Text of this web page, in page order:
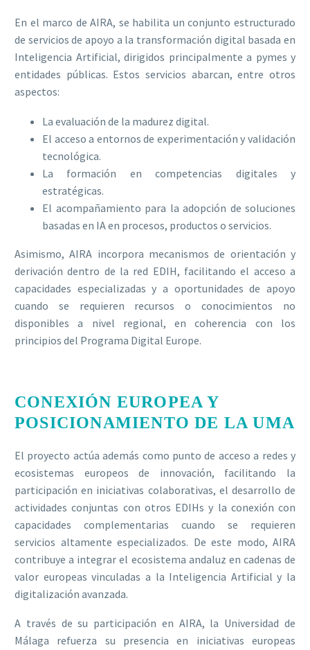
En el marco de AIRA, se habilita un conjunto estructurado
de servicios de apoyo a la transformación digital basada en
Inteligencia Artificial, dirigidos principalmente a pymes y
entidades públicas. Estos servicios abarcan, entre otros
aspectos:
La evaluación de la madurez digital.
El acceso a entornos de experimentación y validación
tecnológica.
La formación en competencias digitales y
estratégicas.
El acompañamiento para la adopción de soluciones
basadas en IA en procesos, productos o servicios.
Asimismo, AIRA incorpora mecanismos de orientación y
derivación dentro de la red EDIH, facilitando el acceso a
capacidades especializadas y a oportunidades de apoyo
cuando se requieren recursos o conocimientos no
disponibles a nivel regional, en coherencia con los
principios del Programa Digital Europe.
CONEXIÓN EUROPEA Y
POSICIONAMIENTO DE LA UMA
El proyecto actúa además como punto de acceso a redes y
ecosistemas europeos de innovación, facilitando la
participación en iniciativas colaborativas, el desarrollo de
actividades conjuntas con otros EDIHs y la conexión con
capacidades complementarias cuando se requieren
servicios altamente especializados. De este modo, AIRA
contribuye a integrar el ecosistema andaluz en cadenas de
valor europeas vinculadas a la Inteligencia Artificial y la
digitalización avanzada.
A través de su participación en AIRA, la Universidad de
Málaga refuerza su presencia en iniciativas europeas